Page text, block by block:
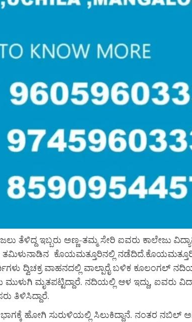
ತೆಳಿದ್ದ ಇಬ್ಬರು ಅಣ್ಣ-ತಮ್ಮ ಸೇರಿ ಐವರು ಕಾಲೇಜು
ತಮಿಳುನಾಡಿನ ಕೊಯಮತ್ತೂರಿನಲ್ಲಿ
ದ್ವಿಚಕ್ರ ವಾಹನದಲ್ಲಿ ವಾಲ್ಪಾರೈ ಬಳಿಕ ಕೂಲಂಗಲ್
ಮೃತಪಟ್ಟಿದ್ದಾರೆ. ನದಿಯಲ್ಲಿ ಆಳ ಇದ್ದು, ಐವರು
ತಿಳಿಸಿದ್ದಾರೆ.
ಹೋಗಿ ಸುರುಳಿಯಲ್ಲಿ ಸಿಲುಕಿದ್ದಾನೆ. ನಂತರ ನಬಿಲ್